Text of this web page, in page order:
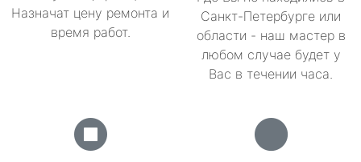
Назначат цену ремонта и
время работ.
Санкт-Петербурге или
области - наш мастер в
любом случае будет у
Вас в течении часа.